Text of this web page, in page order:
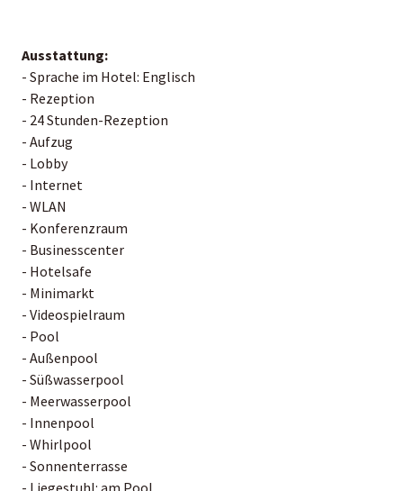
Ausstattung:
- Sprache im Hotel: Englisch
- Rezeption
- 24 Stunden-Rezeption
- Aufzug
- Lobby
- Internet
- WLAN
- Konferenzraum
- Businesscenter
- Hotelsafe
- Minimarkt
- Videospielraum
- Pool
- Außenpool
- Süßwasserpool
- Meerwasserpool
- Innenpool
- Whirlpool
- Sonnenterrasse
- Liegestuhl: am Pool